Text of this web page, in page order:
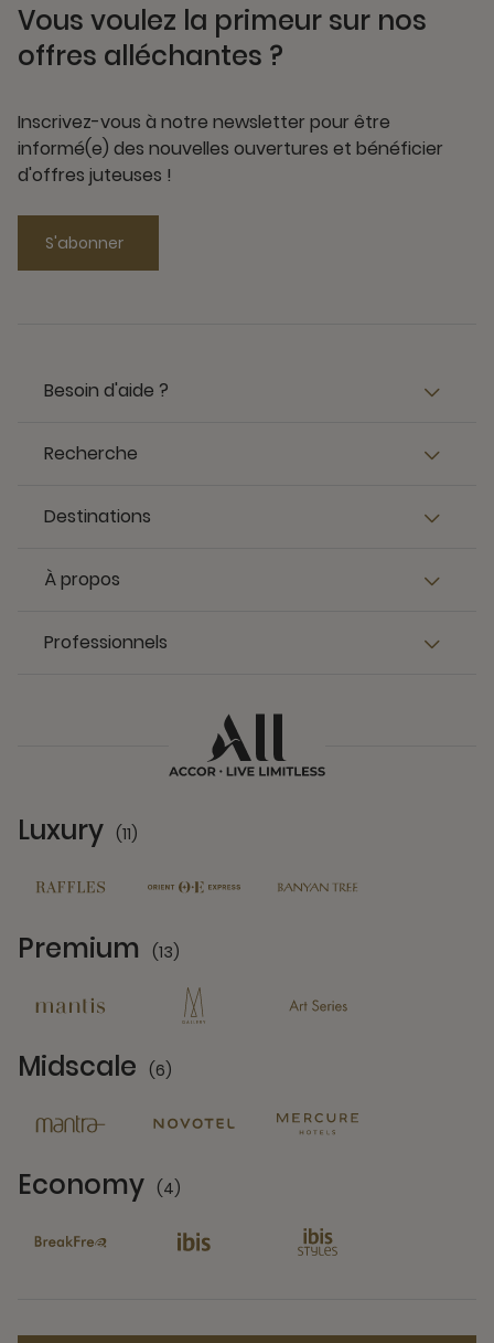
Vous voulez la primeur sur nos
offres alléchantes ?
Inscrivez-vous à notre newsletter pour être
informé(e) des nouvelles ouvertures et bénéficier
d'offres juteuses !
S'abonner
Besoin d'aide ?
Recherche
Destinations
À propos
Professionnels
Luxury (11)
Premium (13)
Midscale (6)
Economy (4)